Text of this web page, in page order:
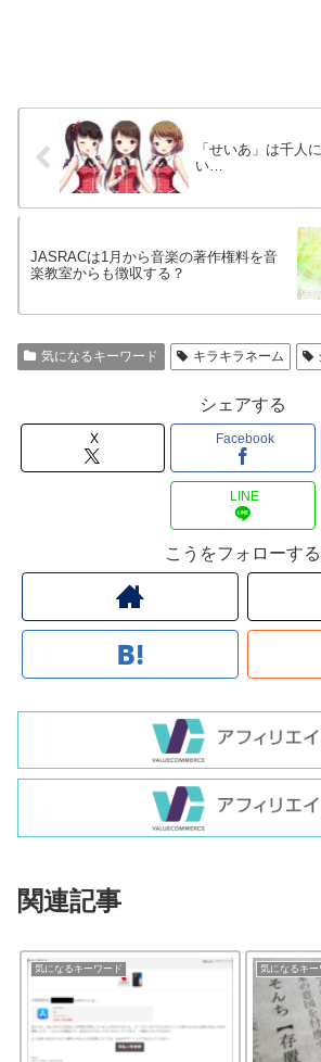
「せいあ」は千人
い…
JASRACは1月から音楽の著作権料を音
楽教室からも徴収する？
気になるキーワード キラキラネーム
シェアする
X Facebook
LINE
こうをフォローする
関連記事
気になるキーワード 気になるキー